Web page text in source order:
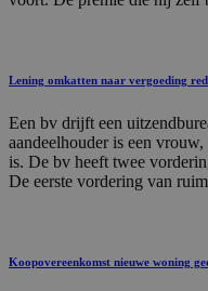
Lening omkatten naar vergoeding
Een bv drijft een
aandeelhouder is een
is. De bv heeft twee
De eerste vordering van
Koopovereenkomst nieuwe woning